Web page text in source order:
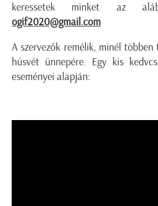
keressetek minket az
ogif2020@gmail.com
A szervezők remélik, minél
húsvét ünnepére. Egy kis
eseményei alapján: